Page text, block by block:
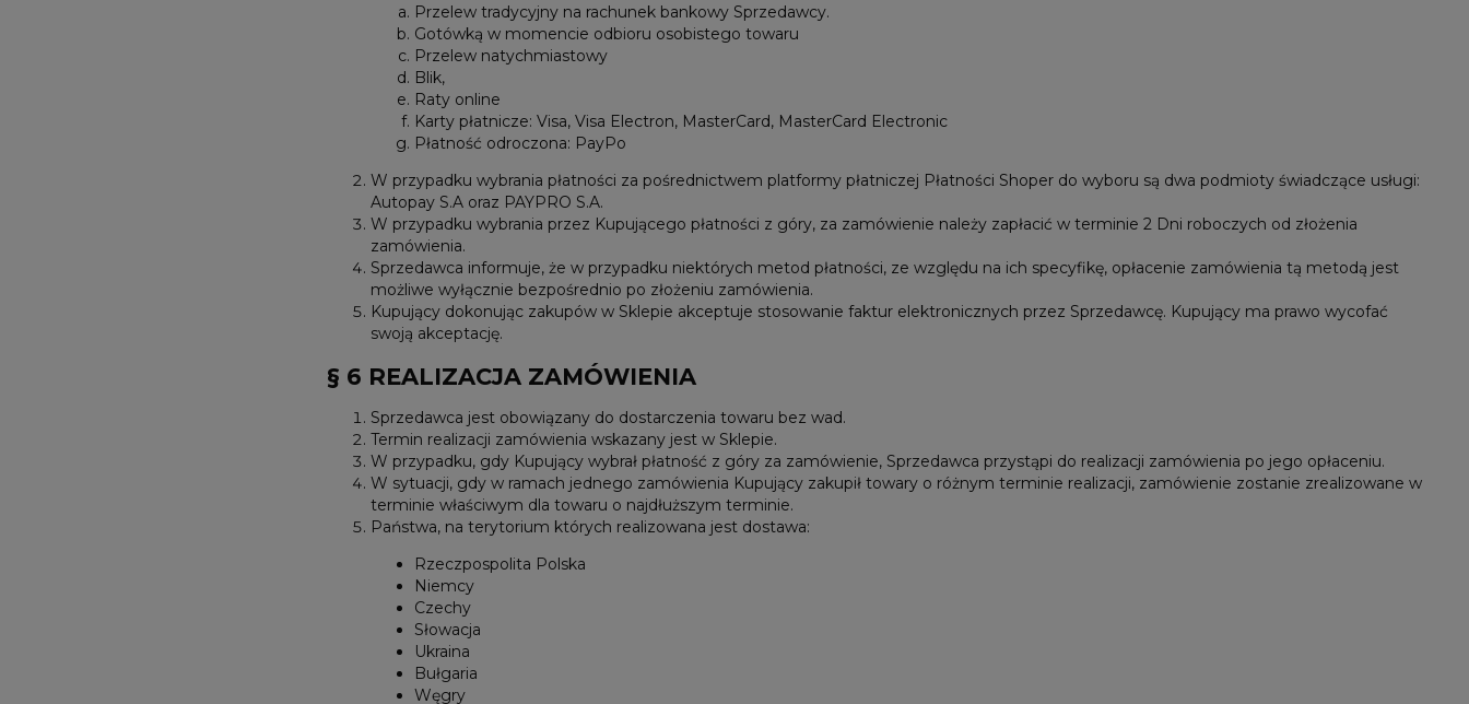
Przelew tradycyjny na rachunek bankowy Sprzedawcy.
Gotówką w momencie odbioru osobistego towaru
Przelew natychmiastowy
Blik,
Raty online
Karty płatnicze: Visa, Visa Electron, MasterCard, MasterCard Electronic
Płatność odroczona: PayPo
W przypadku wybrania płatności za pośrednictwem platformy płatniczej Płatności Shoper do wyboru są dwa podmioty świadczące usługi:
Autopay S.A oraz PAYPRO S.A.
W przypadku wybrania przez Kupującego płatności z góry, za zamówienie należy zapłacić w terminie 2 Dni roboczych od złożenia
zamówienia.
Sprzedawca informuje, że w przypadku niektórych metod płatności, ze względu na ich specyfikę, opłacenie zamówienia tą metodą jest
możliwe wyłącznie bezpośrednio po złożeniu zamówienia.
Kupujący dokonując zakupów w Sklepie akceptuje stosowanie faktur elektronicznych przez Sprzedawcę. Kupujący ma prawo wycofać
swoją akceptację.
§ 6 REALIZACJA ZAMÓWIENIA
Sprzedawca jest obowiązany do dostarczenia towaru bez wad.
Termin realizacji zamówienia wskazany jest w Sklepie.
W przypadku, gdy Kupujący wybrał płatność z góry za zamówienie, Sprzedawca przystąpi do realizacji zamówienia po jego opłaceniu.
W sytuacji, gdy w ramach jednego zamówienia Kupujący zakupił towary o różnym terminie realizacji, zamówienie zostanie zrealizowane w
terminie właściwym dla towaru o najdłuższym terminie.
Państwa, na terytorium których realizowana jest dostawa:
Rzeczpospolita Polska
Niemcy
Czechy
Słowacja
Ukraina
Bułgaria
Węgry